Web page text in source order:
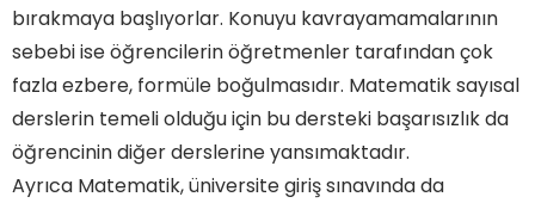
bırakmaya başlıyorlar. Konuyu kavrayamamalarının
sebebi ise öğrencilerin öğretmenler tarafından çok
fazla ezbere, formüle boğulmasıdır. Matematik sayısal
derslerin temeli olduğu için bu dersteki başarısızlık da
öğrencinin diğer derslerine yansımaktadır.
Ayrıca Matematik, üniversite giriş sınavında da